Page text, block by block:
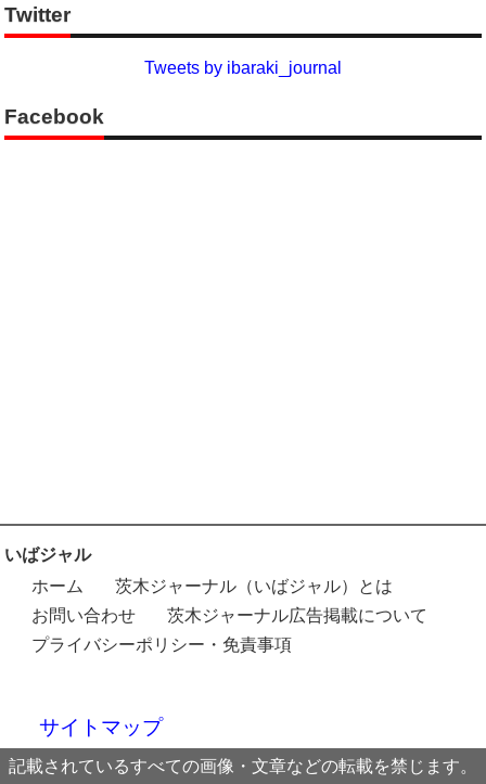
Twitter
Tweets by ibaraki_journal
Facebook
いばジャル
ホーム
茨木ジャーナル（いばジャル）とは
お問い合わせ
茨木ジャーナル広告掲載について
プライバシーポリシー・免責事項
サイトマップ
記載されているすべての画像・文章などの転載を禁じます。